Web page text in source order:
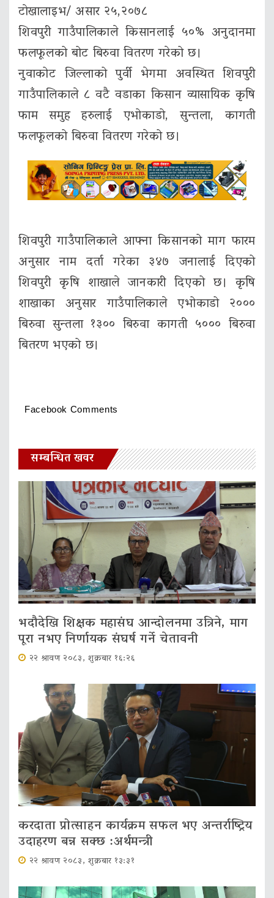
टाेखालाइभ/ असार २५,२०७८
शिवपुरी गाउँपालिकाले किसानलाई ५०% अनुदानमा
फलफूलको बोट बिरुवा वितरण गरेको छ।
नुवाकोट जिल्लाको पुर्वी भेगमा अवस्थित शिवपुरी
गाउँपालिकाले ८ वटै वडाका किसान व्यासायिक कृषि
फाम समुह हरुलाई एभोकाडो, सुन्तला, कागती
फलफूलको बिरुवा वितरण गरेको छ।
शिवपुरी गाउँपालिकाले आफ्ना किसानको माग फारम
अनुसार नाम दर्ता गरेका ३४७ जनालाई दिएको
शिवपुरी कृषि शाखाले जानकारी दिएको छ। कृषि
शाखाका अनुसार गाउँपालिकाले एभोकाडो २०००
बिरुवा सुन्तला १३०० बिरुवा कागती ५००० बिरुवा
बितरण भएको छ।
Facebook Comments
सम्बन्धित खवर
भदौदेखि शिक्षक महासंघ आन्दोलनमा उत्रिने, माग
पूरा नभए निर्णायक संघर्ष गर्ने चेतावनी
२२ श्रावण २०८३, शुक्रबार १६:२६
करदाता प्रोत्साहन कार्यक्रम सफल भए अन्तर्राष्ट्रिय
उदाहरण बन्न सक्छ :अर्थमन्त्री
२२ श्रावण २०८३, शुक्रबार १३:३१